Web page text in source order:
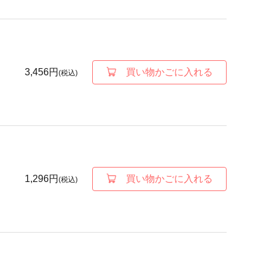
3,456円 (税込) 買い物かごに入れる
1,296円 (税込) 買い物かごに入れる